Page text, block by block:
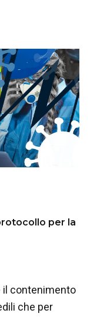
per la
il contenimento
che per